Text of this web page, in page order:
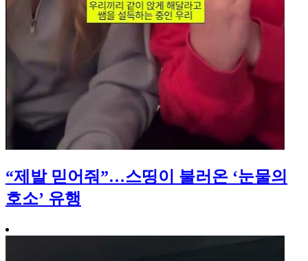
“제발 믿어줘”…스띵이 불러온 ‘눈물의
호소’ 유행